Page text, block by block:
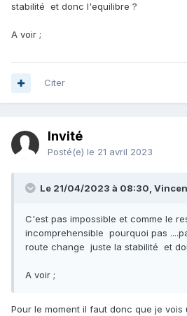
stabilité et donc l'equilibre ?
A voir ;
Citer
Invité
Posté(e) le 21 avril 2023
Le 21/04/2023 à 08:30,
C'est pas impossible et comme le
incomprehensible pourquoi pas
route change juste la stabilité et
A voir ;
Pour le moment il faut donc que je vois